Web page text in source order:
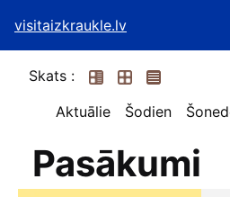
visitaizkraukle.lv
Skats :
Aktuālie
Šodien
Pasākumi